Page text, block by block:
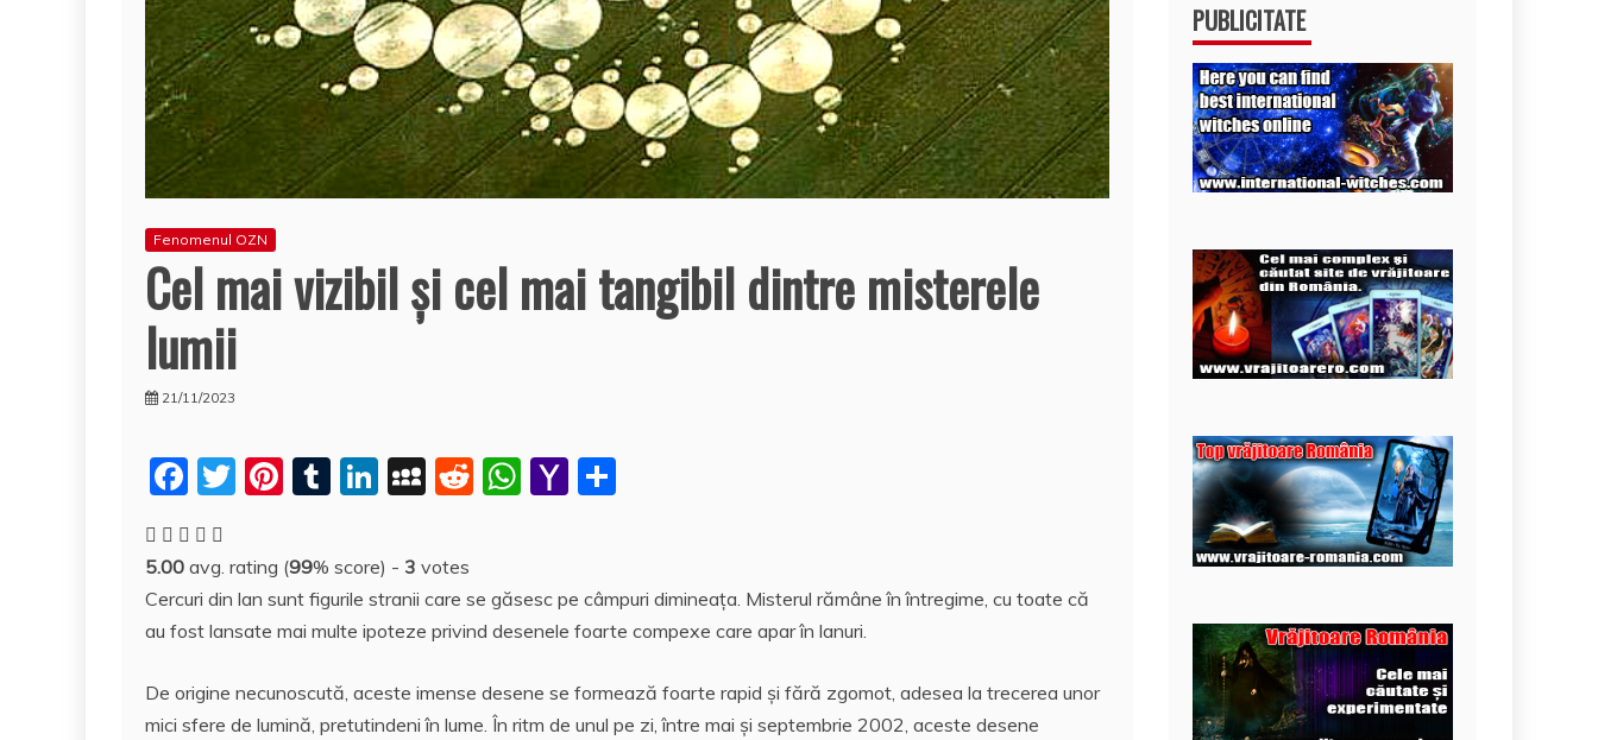
Fenomenul OZN
Cel mai vizibil şi cel mai tangibil dintre misterele
lumii
21/11/2023
F
a
c
e
b
o
T
itt
er
Pi
er
e
st
T
m
bl
r
Li
k
e
dI
M
S
p
a
e
R
di
t
W
s
A
p
Y
o
o
ai
aj
e
z
5.00 avg. rating (99% score) - 3 votes
Cercuri din lan sunt figurile stranii care se găsesc pe câmpuri dimineaţa. Misterul rămâne în întregime, cu toate că
au fost lansate mai multe ipoteze privind desenele foarte compexe care apar în lanuri.
De origine necunoscută, aceste imense desene se formează foarte rapid şi fără zgomot, adesea la trecerea unor
mici sfere de lumină, pretutindeni în lume. În ritm de unul pe zi, între mai şi septembrie 2002, aceste desene
PUBLICITATE